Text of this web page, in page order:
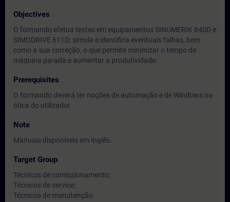
Objectives
O formando efetua testes em equipamentos SINUMERIK 840D e
SIMODRIVE 611D; simula e identifica eventuais falhas, bem
como a sua correção, o que permite minimizar o tempo de
máquina parada e aumentar a produtividade.
Prerequisites
O formando deverá ter noções de automação e de Windows na
ótica do utilizador
Note
Manuais disponíveis em Inglês.
Target Group
Técnicos de comissionamento;
Técnicos de service;
Técnicos de manutenção.